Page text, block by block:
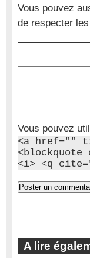
Vous pouvez
de respecter
Vous pouvez
<a href=""
<blockquote
<i> <q
A lire